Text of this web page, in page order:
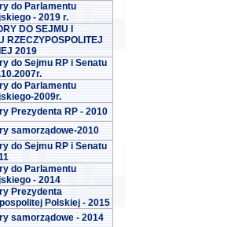
do Parlamentu
- 2019 r.
DO SEJMU I
RZECZYPOSPOLITEJ
2019
do Sejmu RP i Senatu
do Parlamentu
2009r.
Prezydenta RP - 2010
samorządowe-2010
do Sejmu RP i Senatu
do Parlamentu
- 2014
Prezydenta
Polskiej - 2015
samorządowe - 2014